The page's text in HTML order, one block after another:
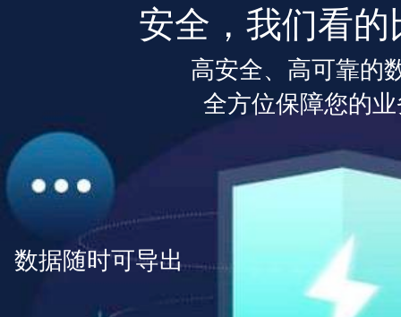
安全，我们看的
高安全、高可靠的
全方位保障您的
数据随时可导出